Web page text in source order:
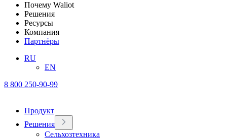
Почему Waliot
Решения
Ресурсы
Компания
Партнёры
RU
EN
8 800 250-90-99
Продукт
Решения
Сельхозтехника